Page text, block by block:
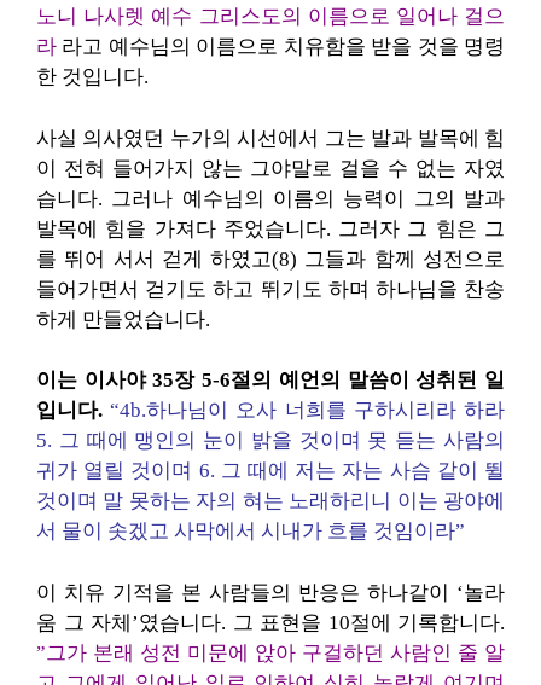
노니 나사렛 예수 그리스도의 이름으로 일어나 걸으
라 라고 예수님의 이름으로 치유함을 받을 것을 명령
한 것입니다.
사실 의사였던 누가의 시선에서 그는 발과 발목에 힘
이 전혀 들어가지 않는 그야말로 걸을 수 없는 자였
습니다. 그러나 예수님의 이름의 능력이 그의 발과
발목에 힘을 가져다 주었습니다. 그러자 그 힘은 그
를 뛰어 서서 걷게 하였고(8) 그들과 함께 성전으로
들어가면서 걷기도 하고 뛰기도 하며 하나님을 찬송
하게 만들었습니다.
이는 이사야 35장 5-6절의 예언의 말씀이 성취된 일
입니다. “4b.하나님이 오사 너희를 구하시리라 하라
5. 그 때에 맹인의 눈이 밝을 것이며 못 듣는 사람의
귀가 열릴 것이며 6. 그 때에 저는 자는 사슴 같이 뛸
것이며 말 못하는 자의 혀는 노래하리니 이는 광야에
서 물이 솟겠고 사막에서 시내가 흐를 것임이라”
이 치유 기적을 본 사람들의 반응은 하나같이 ‘놀라
움 그 자체’였습니다. 그 표현을 10절에 기록합니다.
”그가 본래 성전 미문에 앉아 구걸하던 사람인 줄 알